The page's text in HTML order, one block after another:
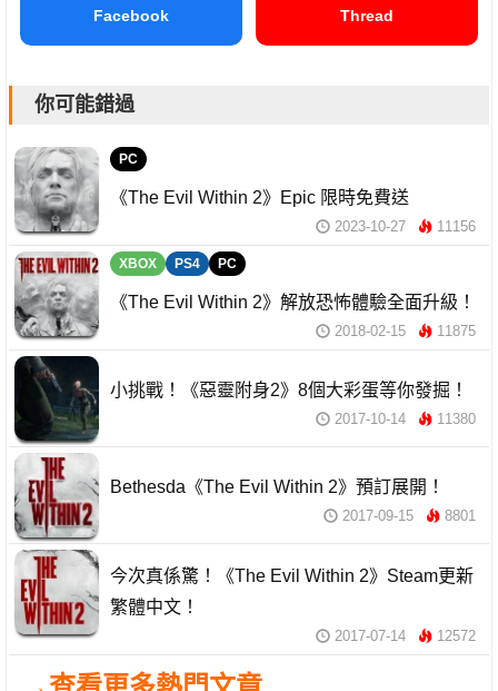
Facebook Thread
你可能錯過
PC
《The Evil Within 2》Epic 限時免費送
2023-10-27 11156
XBOX PS4 PC
《The Evil Within 2》解放恐怖體驗全面升級！
2018-02-15 11875
小挑戰！《惡靈附身2》8個大彩蛋等你發掘！
2017-10-14 11380
Bethesda《The Evil Within 2》預訂展開！
2017-09-15 8801
今次真係驚！《The Evil Within 2》Steam更新
繁體中文！
2017-07-14 12572